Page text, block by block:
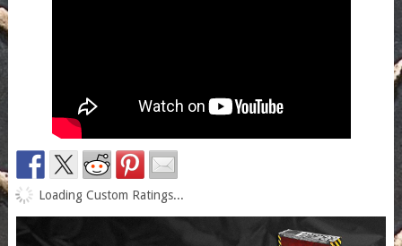
Loading Custom Ratings...